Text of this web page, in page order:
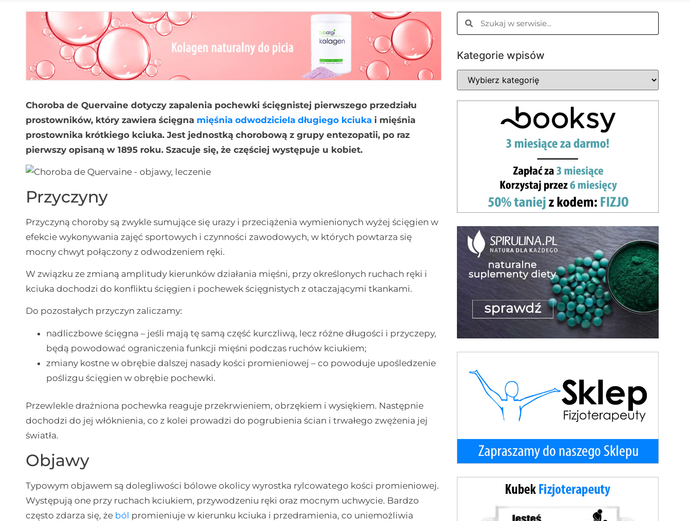
Choroba de Quervaine dotyczy zapalenia pochewki ścięgnistej pierwszego przedziału
prostowników, który zawiera ścięgna mięśnia odwodziciela długiego kciuka i mięśnia
prostownika krótkiego kciuka.Jest jednostką chorobową z grupy entezopatii, po raz
pierwszy opisaną w 1895 roku. Szacuje się, że częściej występuje u kobiet.
Przyczyny
Przyczyną choroby są zwykle sumujące się urazy i przeciążenia wymienionych wyżej ścięgien w
efekcie wykonywania zajęć sportowych i czynności zawodowych, w których powtarza się
mocny chwyt połączony z odwodzeniem ręki.
W związku ze zmianą amplitudy kierunków działania mięśni, przy określonych ruchach ręki i
kciuka dochodzi do konfliktu ścięgien i pochewek ścięgnistych z otaczającymi tkankami.
Do pozostałych przyczyn zaliczamy:
nadliczbowe ścięgna – jeśli mają tę samą część kurczliwą, lecz różne długości i przyczepy,
będą powodować ograniczenia funkcji mięśni podczas ruchów kciukiem;
zmiany kostne w obrębie dalszej nasady kości promieniowej – co powoduje upośledzenie
poślizgu ścięgien w obrębie pochewki.
Przewlekle drażniona pochewka reaguje przekrwieniem, obrzękiem i wysiękiem. Następnie
dochodzi do jej włóknienia, co z kolei prowadzi do pogrubienia ścian i trwałego zwężenia jej
światła.
Objawy
Typowym objawem są dolegliwości bólowe okolicy wyrostka rylcowatego kości promieniowej.
Występują one przy ruchach kciukiem, przywodzeniu ręki oraz mocnym uchwycie. Bardzo
często zdarza się, że ból promieniuje w kierunku kciuka i przedramienia, co uniemożliwia
Kategorie wpisów